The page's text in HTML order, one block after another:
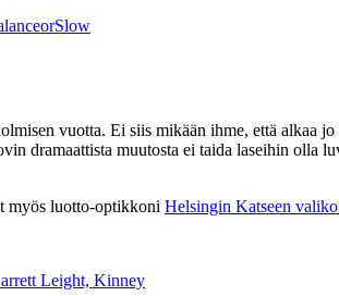
orSlow
vuotta. Ei siis mikään ihme, että alkaa
dramaattista muutosta ei taida laseihin olla
myös luotto-optikkoni Helsingin Katseen